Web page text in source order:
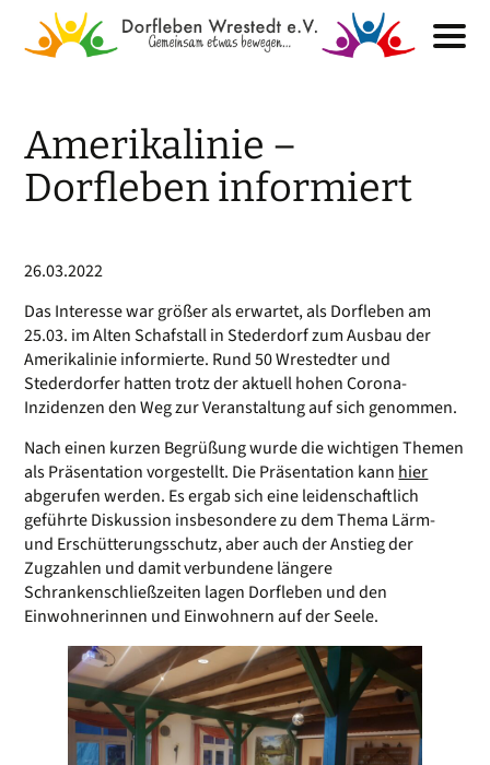
Amerikalinie –
Dorfleben informiert
26.03.2022
Das Interesse war größer als erwartet, als Dorfleben am
25.03. im Alten Schafstall in Stederdorf zum Ausbau der
Amerikalinie informierte. Rund 50 Wrestedter und
Stederdorfer hatten trotz der aktuell hohen Corona-
Inzidenzen den Weg zur Veranstaltung auf sich genommen.
Nach einen kurzen Begrüßung wurde die wichtigen Themen
als Präsentation vorgestellt. Die Präsentation kann hier
abgerufen werden. Es ergab sich eine leidenschaftlich
geführte Diskussion insbesondere zu dem Thema Lärm-
und Erschütterungsschutz, aber auch der Anstieg der
Zugzahlen und damit verbundene längere
Schrankenschließzeiten lagen Dorfleben und den
Einwohnerinnen und Einwohnern auf der Seele.